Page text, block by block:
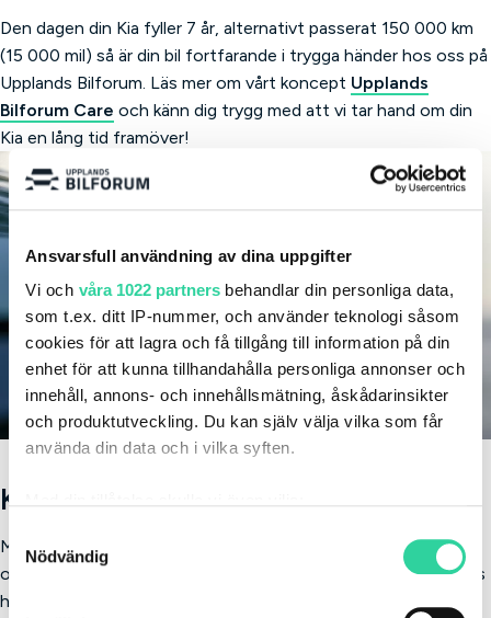
Ansvarsfull användning av dina uppgifter
Vi och våra 1022 partnersbehandlar din personliga data,
som t.ex. ditt IP-nummer, och använder teknologi såsom
cookies för att lagra och få tillgång till information på din
enhet för att kunna tillhandahålla personliga annonser och
innehåll, annons- och innehållsmätning, åskådarinsikter
och produktutveckling. Du kan själv välja vilka som får
använda din data och i vilka syften.
som kan ha en noggrannhet på upp till flera meter
Nödvändig
Den dagen din Kia fyller 7 år, alternativt passerat 150 000 km
(15 000 mil) så är din bil fortfarande i trygga händer hos oss på
Upplands Bilforum. Läs mer om vårt koncept Upplands
Bilforum Care och känn dig trygg med att vi tar hand om din
Kia en lång tid framöver!
Kia Serviceavtal
Med ett Kia Serviceavtal får du full koll på servicekostnaderna
och kan känna dig trygg med att din bil tas om hand enligt Kias
höga standard, till ett fast pris. Genom att teckna ett